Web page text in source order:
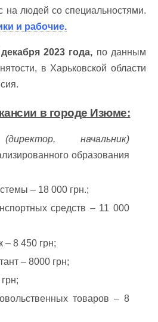
на людей со специальностями.
и рабочие.
2023 года, по данным
в Харьковской области
в городе Изюме:
(директор, начальник)
образования
– 18 000 грн.;
средств – 11 000
– 8 450 грн;
– 8000 грн;
товаров – 8